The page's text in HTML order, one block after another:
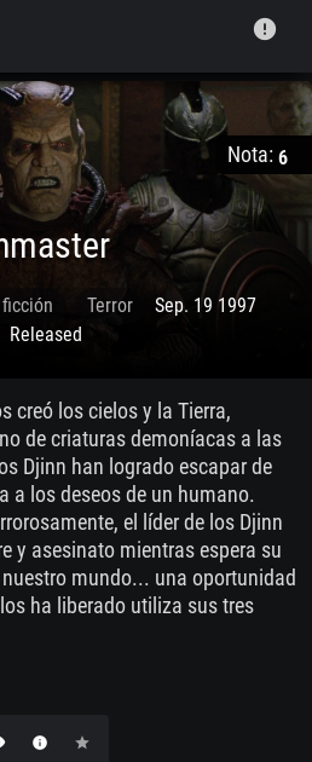
error
Nota: 6
Terror
Sep. 19 1997
Released
creó los cielos y la Tierra,
de criaturas demoníacas a las
Djinn han logrado escapar de
a los deseos de un humano.
el líder de los Djinn
y asesinato mientras espera su
mundo... una oportunidad
ha liberado utiliza sus tres
info star